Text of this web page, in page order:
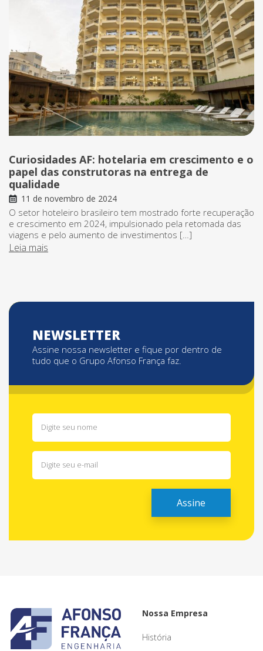
Curiosidades AF: hotelaria em crescimento e o
papel das construtoras na entrega de
qualidade
11 de novembro de 2024
O setor hoteleiro brasileiro tem mostrado forte recuperação
e crescimento em 2024, impulsionado pela retomada das
viagens e pelo aumento de investimentos […]
Leia mais
NEWSLETTER
Assine nossa newsletter e fique por dentro de
tudo que o Grupo Afonso França faz.
Nossa Empresa
História